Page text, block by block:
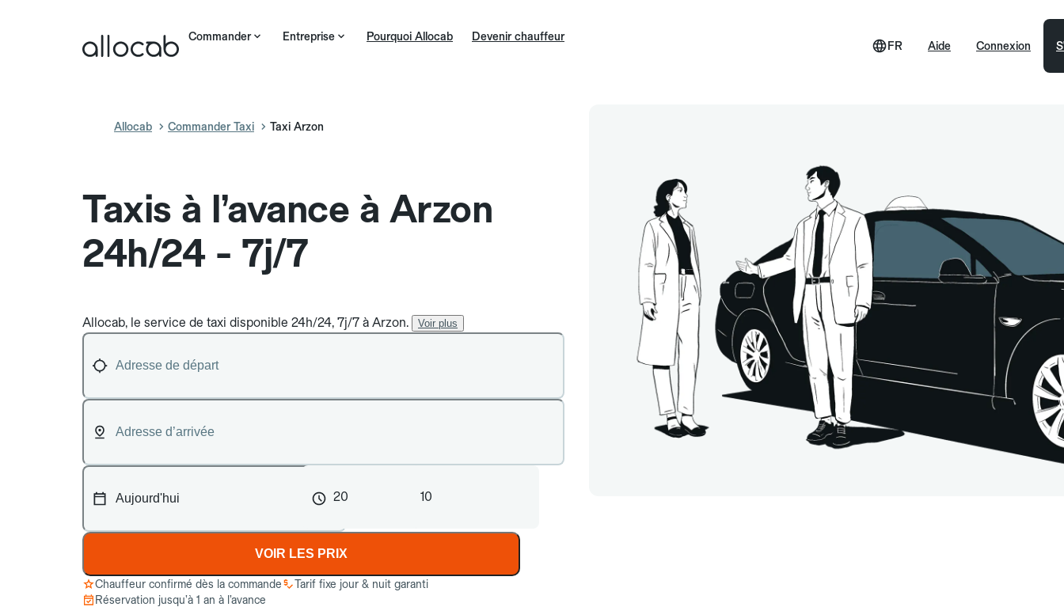
Commander Entreprise Pourquoi Allocab Devenir chauffeur
Aide
FR Connexion
Allocab Commander Taxi Taxi Arzon
Taxis à l’avance à Arzon
24h/24 - 7j/7
Allocab, le service de taxi disponible 24h/24, 7j/7 à Arzon. Voir plus
20 10
VOIR LES PRIX
Chauffeur confirmé dès la commande
Tarif fixe jour & nuit garanti
Réservation jusqu’à 1 an à l’avance